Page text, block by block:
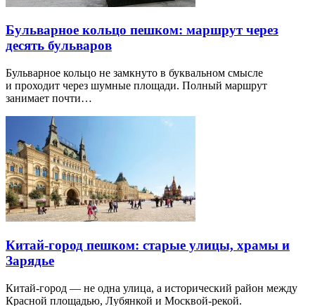
Бульварное кольцо пешком: маршрут через
десять бульваров
Бульварное кольцо не замкнуто в буквальном смысле
и проходит через шумные площади. Полный маршрут
занимает почти…
Китай-город пешком: старые улицы, храмы и
Зарядье
Китай-город — не одна улица, а исторический район между
Красной площадью, Лубянкой и Москвой-рекой.